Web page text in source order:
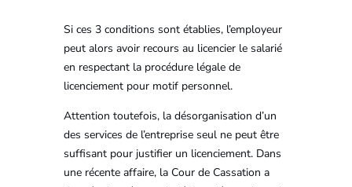
Si ces 3 conditions sont établies, l’employeur
peut alors avoir recours au licencier le salarié
en respectant la procédure légale de
licenciement pour motif personnel.
Attention toutefois, la désorganisation d’un
des services de l’entreprise seul ne peut être
suffisant pour justifier un licenciement. Dans
une récente affaire, la Cour de Cassation a